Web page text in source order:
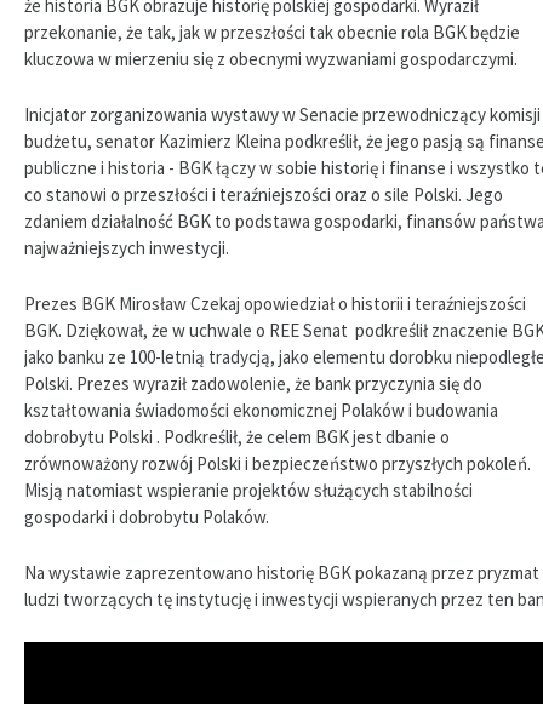
że historia BGK obrazuje historię polskiej gospodarki. Wyraził
przekonanie, że tak, jak w przeszłości tak obecnie rola BGK będzie
kluczowa w mierzeniu się z obecnymi wyzwaniami gospodarczymi.
Inicjator zorganizowania wystawy w Senacie przewodniczący komisji
budżetu, senator Kazimierz Kleina podkreślił, że jego pasją są
publiczne i historia - BGK łączy w sobie historię i finanse i wszystko
co stanowi o przeszłości i teraźniejszości oraz o sile Polski. Jego
zdaniem działalność BGK to podstawa gospodarki, finansów
najważniejszych inwestycji.
Prezes BGK Mirosław Czekaj opowiedział o historii i teraźniejszości
BGK. Dziękował, że w uchwale o REE Senat podkreślił znaczenie
jako banku ze 100-letnią tradycją, jako elementu dorobku
Polski. Prezes wyraził zadowolenie, że bank przyczynia się do
kształtowania świadomości ekonomicznej Polaków i budowania
dobrobytu Polski . Podkreślił, że celem BGK jest dbanie o
zrównoważony rozwój Polski i bezpieczeństwo przyszłych pokoleń.
Misją natomiast wspieranie projektów służących stabilności
gospodarki i dobrobytu Polaków.
Na wystawie zaprezentowano historię BGK pokazaną przez pryzmat
ludzi tworzących tę instytucję i inwestycji wspieranych przez ten